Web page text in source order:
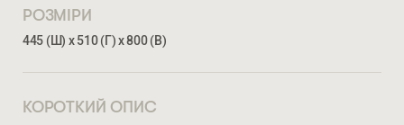
РОЗМІРИ
445 (Ш) х 510 (Г) х 800 (В)
КОРОТКИЙ ОПИС